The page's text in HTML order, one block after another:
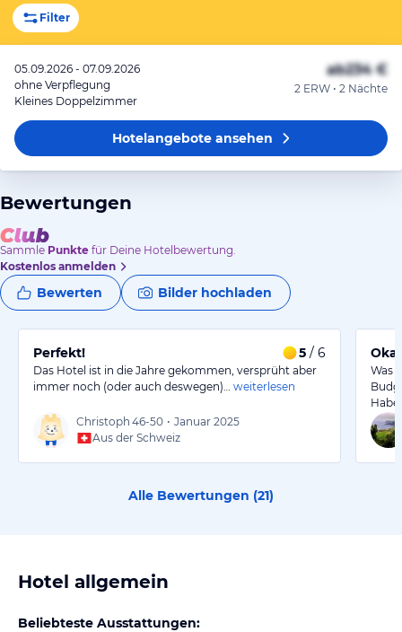
Filter
05.09.2026 - 07.09.2026
ohne Verpflegung
Kleines Doppelzimmer
ab234 €
2 ERW • 2 Nächte
Hotelangeboteansehen
Bewertungen
Sammle Punkte für Deine Hotelbewertung.
Kostenlos anmelden
Bewerten Bilder hochladen
Perfekt! 5 / 6
Das Hotel ist in die Jahre gekommen, versprüht aber
immer noch (oder auch deswegen)…
weiterlesen
Christoph 46-50 • Januar 2025
Aus der Schweiz
Was
Alle Bewertungen (21)
Hotel allgemein
Beliebteste Ausstattungen: